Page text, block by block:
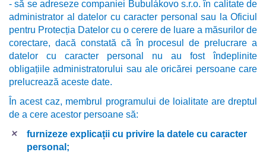
- să se adreseze companiei Bubulákovo s.r.o. în calitate de
administrator al datelor cu caracter personal sau la Oficiul
pentru Protecția Datelor cu o cerere de luare a măsurilor de
corectare, dacă constată că în procesul de prelucrare a
datelor cu caracter personal nu au fost îndeplinite
obligațiile administratorului sau ale oricărei persoane care
prelucrează aceste date.
În acest caz, membrul programului de loialitate are dreptul
de a cere acestor persoane să:
furnizeze explicații cu privire la datele cu caracter
personal;